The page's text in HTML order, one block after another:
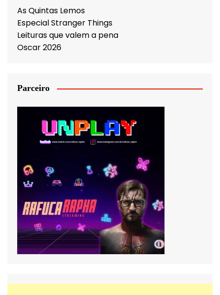
As Quintas Lemos
Especial Stranger Things
Leituras que valem a pena
Oscar 2026
Parceiro